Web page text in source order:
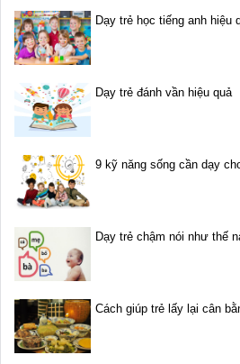
Dạy trẻ học tiếng anh hiệu
Dạy trẻ đánh vần hiệu quả
9 kỹ năng sống cần dạy
Dạy trẻ chậm nói như thế
Cách giúp trẻ lấy lại cân